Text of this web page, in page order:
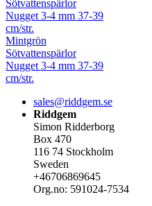
Mintgrön
Sötvattenspärlor
Nugget 3-4 mm 37-39
cm/str.
sales@riddgem.se
Riddgem
Simon Ridderborg
Box 470
116 74 Stockholm
Sweden
+46706869645
Org.no: 591024-7534